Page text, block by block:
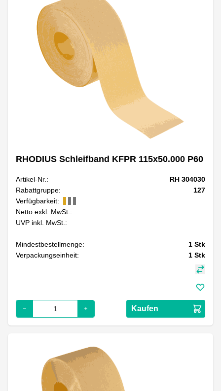
RHODIUS Schleifband KFPR 115x50.000 P60
Artikel-Nr.:
RH 304030
Rabattgruppe:
127
Verfügbarkeit:
Netto exkl. MwSt.:
UVP inkl. MwSt.:
Mindestbestellmenge: 1 Stk
Verpackungseinheit:
1 Stk
Kaufen